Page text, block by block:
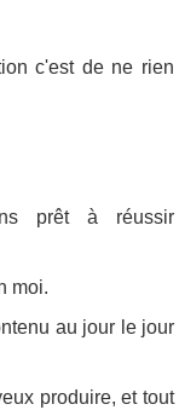
c'est de ne rien
prêt à réussir
moi.
au jour le jour
produire, et tout